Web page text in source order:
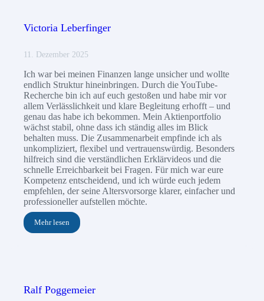
Victoria Leberfinger
11. Dezember 2025
Ich war bei meinen Finanzen lange unsicher und wollte
endlich Struktur hineinbringen. Durch die YouTube-
Recherche bin ich auf euch gestoßen und habe mir vor
allem Verlässlichkeit und klare Begleitung erhofft – und
genau das habe ich bekommen. Mein Aktienportfolio
wächst stabil, ohne dass ich ständig alles im Blick
behalten muss. Die Zusammenarbeit empfinde ich als
unkompliziert, flexibel und vertrauenswürdig. Besonders
hilfreich sind die verständlichen Erklärvideos und die
schnelle Erreichbarkeit bei Fragen. Für mich war eure
Kompetenz entscheidend, und ich würde euch jedem
empfehlen, der seine Altersvorsorge klarer, einfacher und
professioneller aufstellen möchte.
Mehr lesen
Ralf Poggemeier